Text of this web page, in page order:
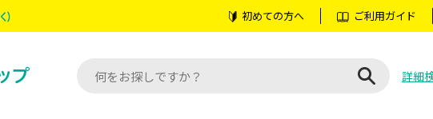
初めての方へ ご利用ガイド
詳細